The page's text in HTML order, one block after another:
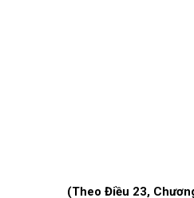
(Theo Điều 23,